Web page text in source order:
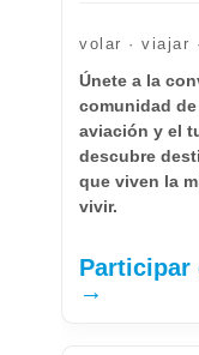
volar · viajar
Únete a la
comunidad
aviación y el
descubre
que viven la
vivir.
Participar
→